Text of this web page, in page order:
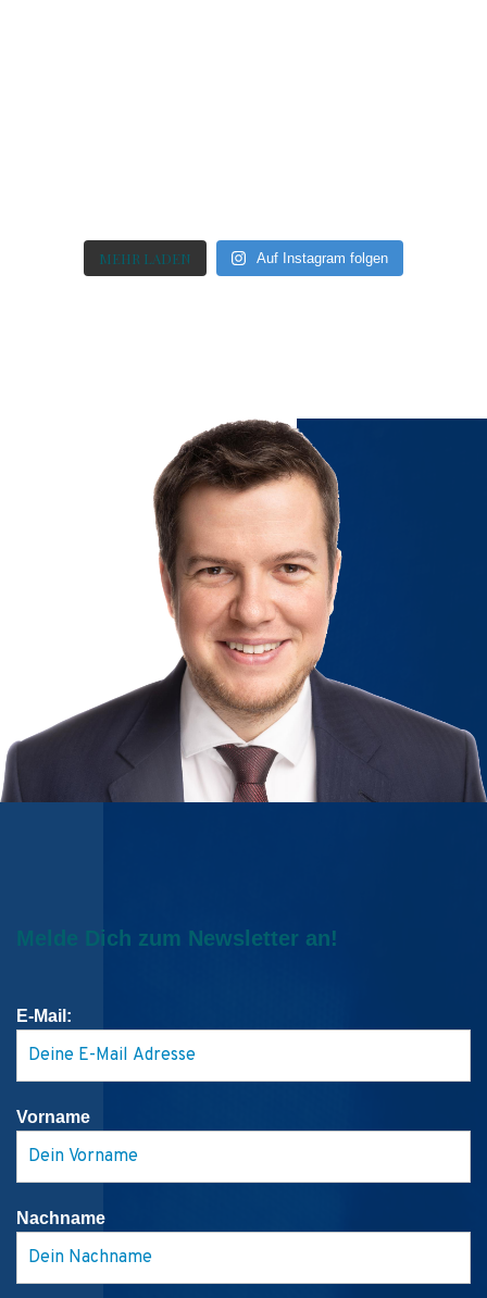
MEHR LADEN Auf Instagram folgen
Melde Dich zum Newsletter an!
E-Mail:
Vorname
Nachname